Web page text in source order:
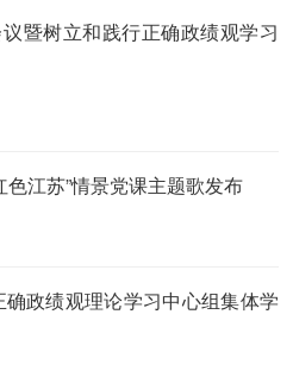
暨树立和践行正确政绩观学习
色江苏”情景党课主题歌发布
政绩观理论学习中心组集体学